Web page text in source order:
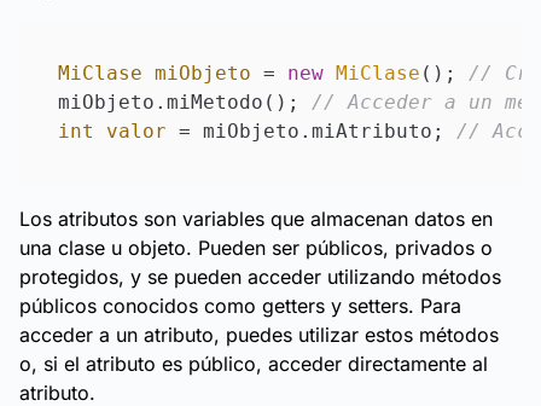
MiClase miObjeto = new MiClase (); //
miObjeto.miMetodo(); // Acceder a un
int
valor = miObjeto.miAtributo; //
Los atributos son variables que almacenan datos en
una clase u objeto. Pueden ser públicos, privados o
protegidos, y se pueden acceder utilizando métodos
públicos conocidos como getters y setters. Para
acceder a un atributo, puedes utilizar estos métodos
o, si el atributo es público, acceder directamente al
atributo.